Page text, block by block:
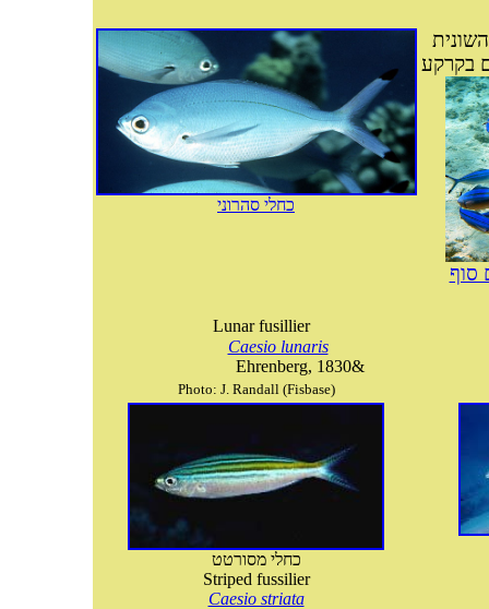
כחלי סהרוני
Lunar fusillier
Caesio lunaris
Ehrenberg, 1830&
בקרקע
סוף
Photo: J. Randall (Fisbase)
כחלי מסורטט
Striped fussilier
Caesio striata